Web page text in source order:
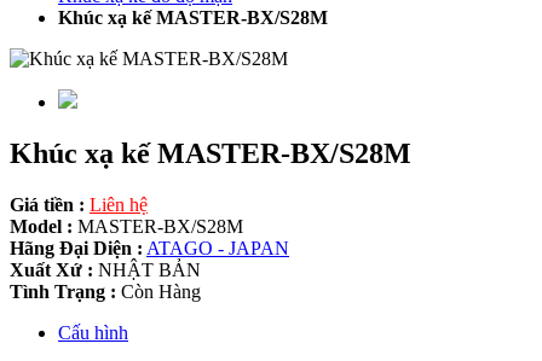
Khúc xạ kế MASTER-BX/S28M
Khúc xạ kế MASTER-BX/S28M
Giá tiền : Liên hệ
Model : MASTER-BX/S28M
Hãng Đại Diện : ATAGO - JAPAN
Xuất Xứ : NHẬT BẢN
Tình Trạng : Còn Hàng
Cấu hình